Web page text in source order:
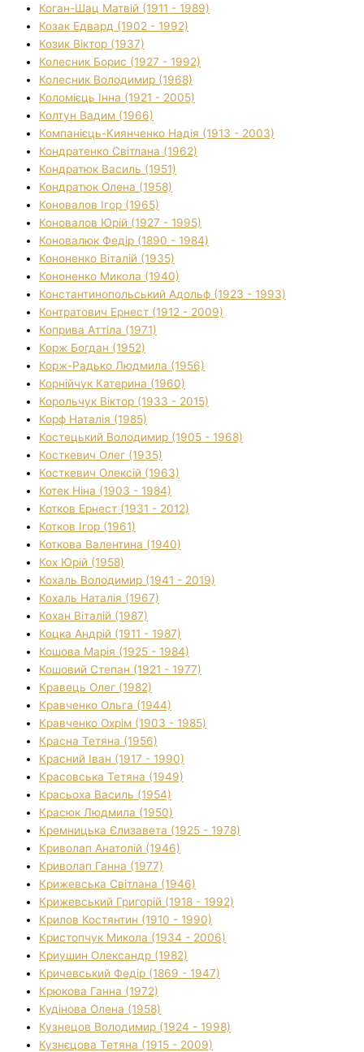
Коган-Шац Матвій (1911 - 1989)
Козак Едвард (1902 - 1992)
Козик Віктор (1937)
Колесник Борис (1927 - 1992)
Колесник Володимир (1968)
Коломієць Інна (1921 - 2005)
Колтун Вадим (1966)
Компанієць-Киянченко Надія (1913 - 2003)
Кондратенко Світлана (1962)
Кондратюк Василь (1951)
Кондратюк Олена (1958)
Коновалов Ігор (1965)
Коновалов Юрій (1927 - 1995)
Коновалюк Федір (1890 - 1984)
Кононенко Віталій (1935)
Кононенко Микола (1940)
Константинопольський Адольф (1923 - 1993)
Контратович Ернест (1912 - 2009)
Коприва Аттіла (1971)
Корж Богдан (1952)
Корж-Радько Людмила (1956)
Корнійчук Катерина (1960)
Корольчук Віктор (1933 - 2015)
Корф Наталія (1985)
Костецький Володимир (1905 - 1968)
Косткевич Олег (1935)
Косткевич Олексій (1963)
Котек Ніна (1903 - 1984)
Котков Ернест (1931 - 2012)
Котков Ігор (1961)
Коткова Валентина (1940)
Кох Юрій (1958)
Кохаль Володимир (1941 - 2019)
Кохаль Наталія (1967)
Кохан Віталій (1987)
Коцка Андрій (1911 - 1987)
Кошова Марія (1925 - 1984)
Кошовий Степан (1921 - 1977)
Кравець Олег (1982)
Кравченко Ольга (1944)
Кравченко Охрім (1903 - 1985)
Красна Тетяна (1956)
Красний Іван (1917 - 1990)
Красовська Тетяна (1949)
Красьоха Василь (1954)
Красюк Людмила (1950)
Кремницька Єлизавета (1925 - 1978)
Криволап Анатолій (1946)
Криволап Ганна (1977)
Крижевська Світлана (1946)
Крижевський Григорій (1918 - 1992)
Крилов Костянтин (1910 - 1990)
Кристопчук Микола (1934 - 2006)
Криушин Олександр (1982)
Кричевський Федір (1869 - 1947)
Крюкова Ганна (1972)
Кудінова Олена (1958)
Кузнецов Володимир (1924 - 1998)
Кузнєцова Тетяна (1915 - 2009)